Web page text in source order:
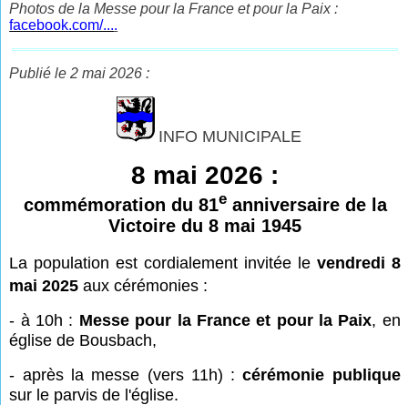
Photos de la Messe pour la France et pour la Paix :
facebook.com/....
Publié le 2 mai 2026 :
INFO MUNICIPALE
8 mai 2026 :
commémoration du 81eanniversaire de la
Victoire du 8 mai 1945
La population est cordialement invitée le vendredi 8
mai 2025 aux cérémonies :
- à 10h : Messe pour la France et pour la Paix, en
église de Bousbach,
- après la messe (vers 11h) :cérémonie publique
sur le parvis de l'église.